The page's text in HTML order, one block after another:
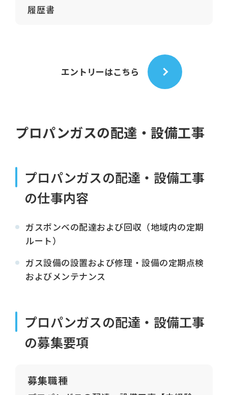
履歴書
エントリーはこちら
プロパンガスの配達・設備工事
プロパンガスの配達・設備工事
の仕事内容
ガスボンベの配達および回収（地域内の定期
ルート）
ガス設備の設置および修理・設備の定期点検
およびメンテナンス
プロパンガスの配達・設備工事
の募集要項
募集職種